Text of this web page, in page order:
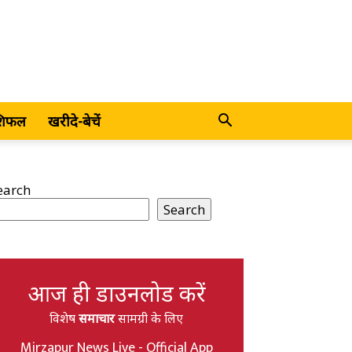
खरीदे-बेचें
Search
आज ही डाउनलोड करें
विशेषसमाचारसामग्री के लिए